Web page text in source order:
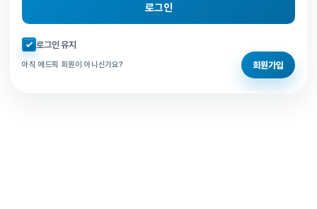
로그인
자동로그인 체크
로그인 유지
아직 애드픽 회원이 아니신가요? 회원가입